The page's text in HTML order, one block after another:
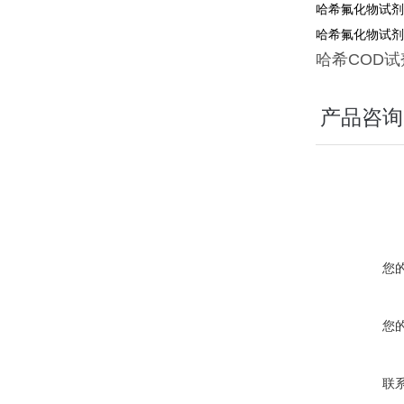
哈希氟化物试
哈希氟化物试
哈希COD试
产品咨询
您
您
联